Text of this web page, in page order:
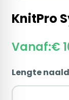
KnitPro
Vanaf:€
Lengte